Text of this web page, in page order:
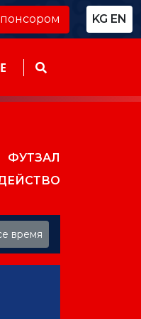
KG EN
ФУТЗАЛ
время